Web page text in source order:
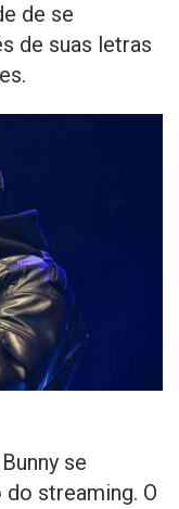
de se
de suas letras
se
streaming. O